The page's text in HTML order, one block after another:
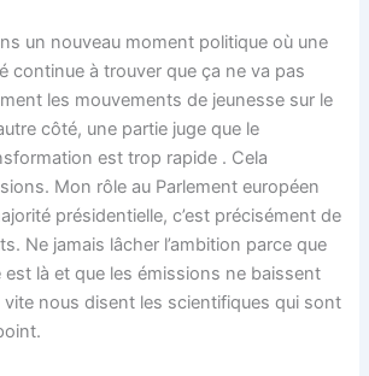
un nouveau moment politique où une
continue à trouver que ça ne va pas
les mouvements de jeunesse sur le
côté, une partie juge que le
est trop rapide . Cela
Mon rôle au Parlement européen
présidentielle, c’est précisément de
Ne jamais lâcher l’ambition parce que
est là et que les émissions ne baissent
nous disent les scientifiques qui sont